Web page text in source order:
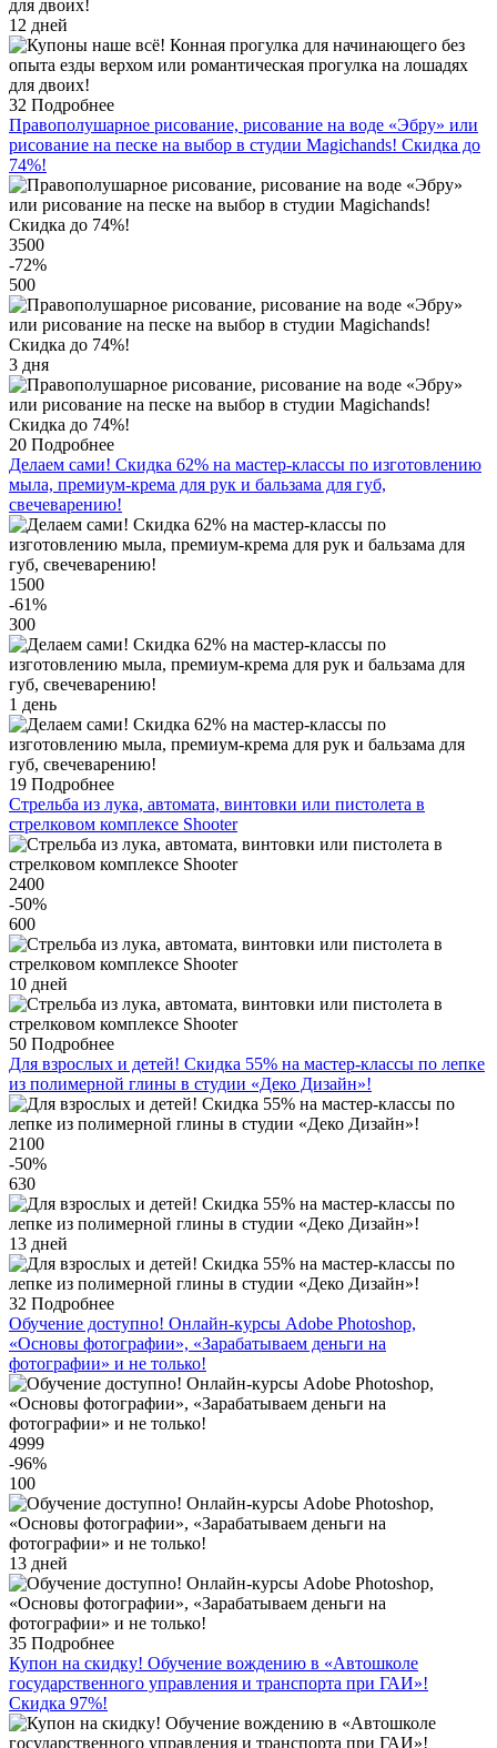
12 дней
32 Подробнее
Правополушарное рисование, рисование на воде «Эбру» или
рисование на песке на выбор в студии Magichands! Скидка до
74%!
3500
-72%
500
3 дня
20 Подробнее
Делаем сами! Скидка 62% на мастер-классы по изготовлению
мыла, премиум-крема для рук и бальзама для губ,
свечеварению!
1500
-61%
300
1 день
19 Подробнее
Стрельба из лука, автомата, винтовки или пистолета в
стрелковом комплексе Shooter
2400
-50%
600
10 дней
50 Подробнее
Для взрослых и детей! Скидка 55% на мастер-классы по лепке
из полимерной глины в студии «Деко Дизайн»!
2100
-50%
630
13 дней
32 Подробнее
Обучение доступно! Онлайн-курсы Adobe Photoshop,
«Основы фотографии», «Зарабатываем деньги на
фотографии» и не только!
4999
-96%
100
13 дней
35 Подробнее
Купон на скидку! Обучение вождению в «Автошколе
государственного управления и транспорта при ГАИ»!
Скидка 97%!